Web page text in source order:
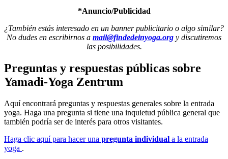
*Anuncio/Publicidad
¿También estás interesado en un banner publicitario o algo similar?
No dudes en escribirnos a mail@findedeinyoga.org y discutiremos
las posibilidades.
Preguntas y respuestas públicas sobre
Yamadi-Yoga Zentrum
Aquí encontrará preguntas y respuestas generales sobre la entrada
yoga. Haga una pregunta si tiene una inquietud pública general que
también podría ser de interés para otros visitantes.
Haga clic aquí para hacer una pregunta individual a la entrada
yoga .